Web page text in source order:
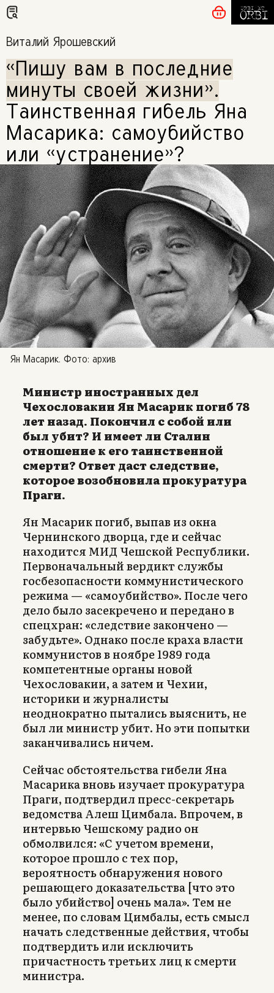
Ян Масарик. Фото: архив
Виталий Ярошевский
«Пишу вам в последние
минуты своей жизни».
Таинственная гибель Яна
Масарика: самоубийство
или «устранение»?
Министр иностранных дел
Чехословакии Ян Масарик погиб 78
лет назад. Покончил с собой или
был убит? И имеет ли Сталин
отношение к его таинственной
смерти? Ответ даст следствие,
которое возобновила прокуратура
Праги.
Ян Масарик погиб, выпав из окна
Чернинского дворца, где и сейчас
находится МИД Чешской Республики.
Первоначальный вердикт службы
госбезопасности коммунистического
режима — «самоубийство». После чего
дело было засекречено и передано в
спецхран: «следствие закончено —
забудьте». Однако после краха власти
коммунистов в ноябре 1989 года
компетентные органы новой
Чехословакии, а затем и Чехии,
историки и журналисты
неоднократно пытались выяснить, не
был ли министр убит. Но эти попытки
заканчивались ничем.
Сейчас обстоятельства гибели Яна
Масарика вновь изучает прокуратура
Праги, подтвердил пресс-секретарь
ведомства Алеш Цимбала. Впрочем, в
интервью Чешскому радио он
обмолвился: «С учетом времени,
которое прошло с тех пор,
вероятность обнаружения нового
решающего доказательства [что это
было убийство] очень мала». Тем не
менее, по словам Цимбалы, есть смысл
начать следственные действия, чтобы
подтвердить или исключить
причастность третьих лиц к смерти
министра.